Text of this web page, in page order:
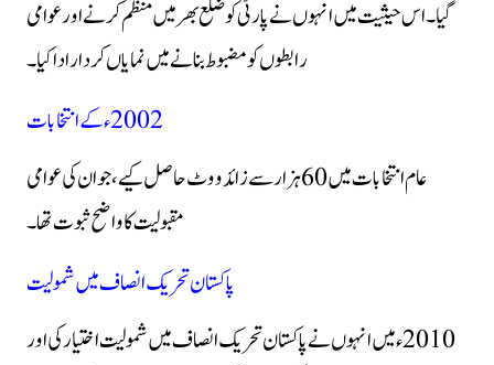
گیا۔ اس حیثیت میں انہوں نے پارٹی کو ضلع بھر میں منظم کرنے اور عوامی
رابطوں کو مضبوط بنانے میں نمایاں کردار ادا کیا۔
2002ء کے انتخابات
عام انتخابات میں 60 ہزار سے زائد ووٹ حاصل کیے، جو ان کی عوامی
مقبولیت کا واضح ثبوت تھا۔
پاکستان تحریک انصاف میں شمولیت
2010ء میں انہوں نے پاکستان تحریک انصاف میں شمولیت اختیار کی اور